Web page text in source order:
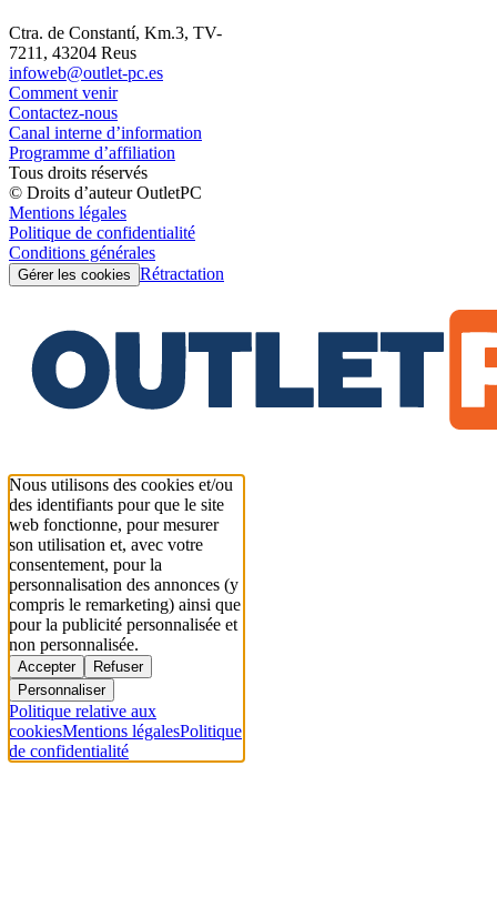
Ctra. de Constantí, Km.3, TV-
7211, 43204 Reus
infoweb@outlet-pc.es
Comment venir
Contactez-nous
Canal interne d’information
Programme d’affiliation
Tous droits réservés
© Droits d’auteur OutletPC
Mentions légales
Politique de confidentialité
Conditions générales
Gérer les cookies Rétractation
Nous utilisons des cookies et/ou
des identifiants pour que le site
web fonctionne, pour mesurer
son utilisation et, avec votre
consentement, pour la
personnalisation des annonces (y
compris le remarketing) ainsi que
pour la publicité personnalisée et
non personnalisée.
Accepter
Refuser
Personnaliser
Politique relative aux
cookiesMentions légalesPolitique
de confidentialité